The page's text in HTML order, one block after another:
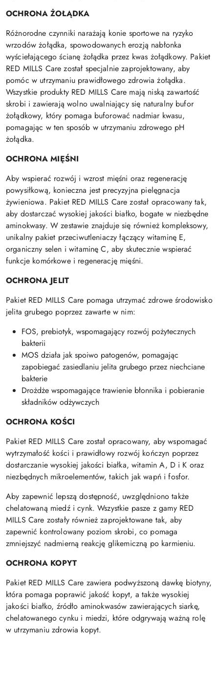
OCHRONA ŻOŁĄDKA
Różnorodne czynniki narażają konie sportowe na ryzyko
wrzodów żołądka, spowodowanych erozją nabłonka
wyściełającego ścianę żołądka przez kwas żołądkowy. Pakiet
RED MILLS Care został specjalnie zaprojektowany, aby
pomóc w utrzymaniu prawidłowego zdrowia żołądka.
Wszystkie produkty RED MILLS Care mają niską zawartość
skrobi i zawierają wolno uwalniający się naturalny bufor
żołądkowy, który pomaga buforować nadmiar kwasu,
pomagając w ten sposób w utrzymaniu zdrowego pH
żołądka.
OCHRONA MIĘŚNI
Aby wspierać rozwój i wzrost mięśni oraz regenerację
powysiłkową, konieczna jest precyzyjna pielęgnacja
żywieniowa. Pakiet RED MILLS Care został opracowany tak,
aby dostarczać wysokiej jakości białko, bogate w niezbędne
aminokwasy. W zestawie znajduje się również kompleksowy,
unikalny pakiet przeciwutleniaczy łączący witaminę E,
organiczny selen i witaminę C, aby skutecznie wspierać
funkcje komórkowe i regenerację mięśni.
OCHRONA JELIT
Pakiet RED MILLS Care pomaga utrzymać zdrowe środowisko
jelita grubego poprzez zawarte w nim:
FOS, prebiotyk, wspomagający rozwój pożytecznych
bakterii
MOS działa jak spoiwo patogenów, pomagając
zapobiegać zasiedlaniu jelita grubego przez niechciane
bakterie
Drożdże wspomagające trawienie błonnika i pobieranie
składników odżywczych
OCHRONA KOŚCI
Pakiet RED MILLS Care został opracowany, aby wspomagać
wytrzymałość kości i prawidłowy rozwój kończyn poprzez
dostarczanie wysokiej jakości białka, witamin A, D i K oraz
niezbędnych mikroelementów, takich jak wapń i fosfor.
Aby zapewnić lepszą dostępność, uwzględniono także
chelatowaną miedź i cynk. Wszystkie pasze z gamy RED
MILLS Care zostały również zaprojektowane tak, aby
zapewnić kontrolowany poziom skrobi, co pomaga
zmniejszyć nadmierną reakcję glikemiczną po karmieniu.
OCHRONA KOPYT
Pakiet RED MILLS Care zawiera podwyższoną dawkę biotyny,
która pomaga poprawić jakość kopyt, a także wysokiej
jakości białko, źródło aminokwasów zawierających siarkę,
chelatowanego cynku i miedzi, które odgrywają ważną rolę
w utrzymaniu zdrowia kopyt.